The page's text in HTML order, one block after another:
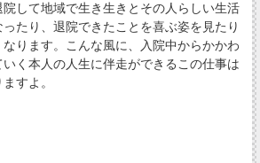
院して地域で生き生きとその人らしい生活
たり、退院できたことを喜ぶ姿を見たり
ります。こんな風に、入院中からかかわ
く本人の人生に伴走ができるこの仕事は
すよ。